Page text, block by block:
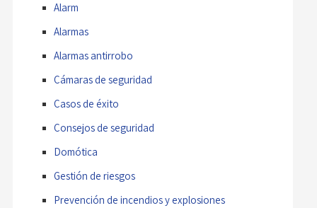
Alarm
Alarmas
Alarmas antirrobo
Cámaras de seguridad
Casos de éxito
Consejos de seguridad
Domótica
Gestión de riesgos
Prevención de incendios y explosiones